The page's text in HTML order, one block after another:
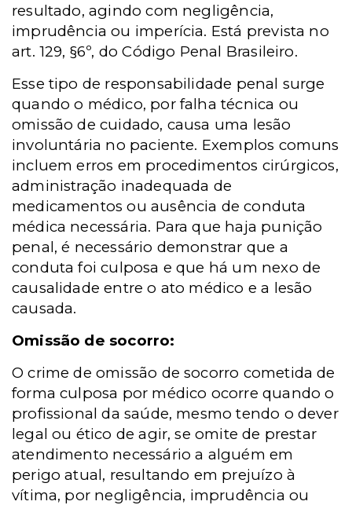
resultado, agindo com negligência,
imprudência ou imperícia. Está prevista no
art. 129, §6º, do Código Penal Brasileiro.
Esse tipo de responsabilidade penal surge
quando o médico, por falha técnica ou
omissão de cuidado, causa uma lesão
involuntária no paciente. Exemplos comuns
incluem erros em procedimentos cirúrgicos,
administração inadequada de
medicamentos ou ausência de conduta
médica necessária. Para que haja punição
penal, é necessário demonstrar que a
conduta foi culposa e que há um nexo de
causalidade entre o ato médico e a lesão
causada.
Omissão de socorro:
O crime de omissão de socorro cometida de
forma culposa por médico ocorre quando o
profissional da saúde, mesmo tendo o dever
legal ou ético de agir, se omite de prestar
atendimento necessário a alguém em
perigo atual, resultando em prejuízo à
vítima, por negligência, imprudência ou